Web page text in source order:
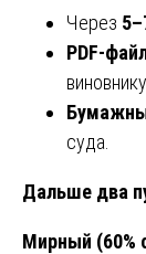
Через
PDF-
виновнику.
суда.
Дальше два
Мирный (60%